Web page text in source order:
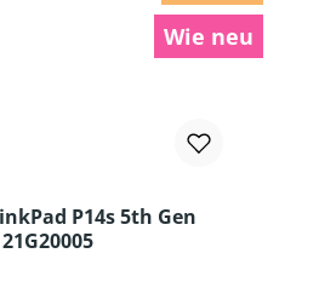
Wie neu
P14s 5th Gen
21G20005